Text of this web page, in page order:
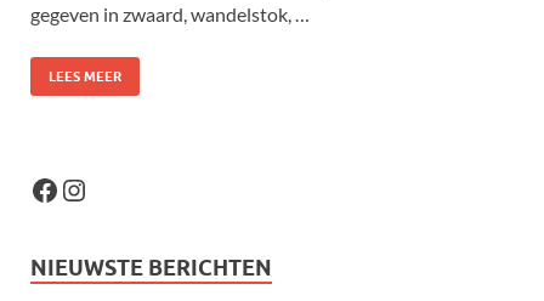
gegeven in zwaard, wandelstok, …
LEES MEER
NIEUWSTE BERICHTEN